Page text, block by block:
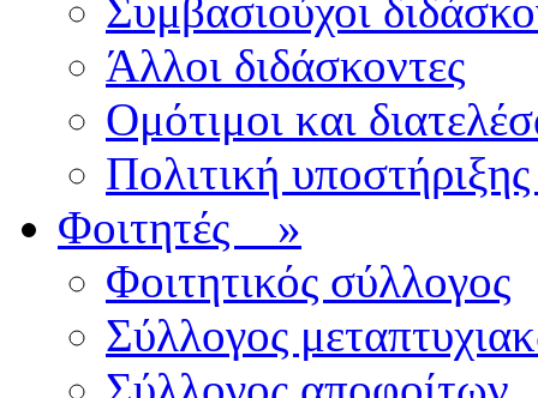
Συμβασιούχοι
Άλλοι διδάσκοντες
Ομότιμοι και
Πολιτική
Φοιτητές »
Φοιτητικός σύλλογος
Σύλλογος